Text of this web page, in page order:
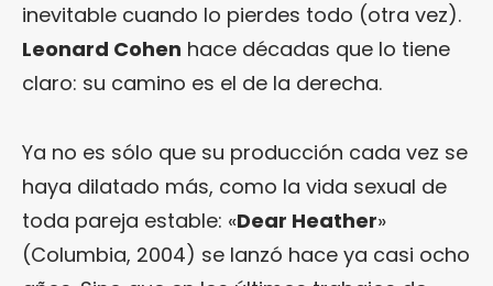
inevitable cuando lo pierdes todo (otra vez).
Leonard Cohen hace décadas que lo tiene
claro: su camino es el de la derecha.
Ya no es sólo que su producción cada vez se
haya dilatado más, como la vida sexual de
toda pareja estable: «Dear Heather»
(Columbia, 2004) se lanzó hace ya casi ocho